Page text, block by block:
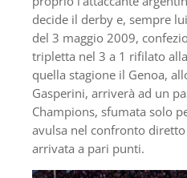
decide il derby e, sempre
del 3 maggio 2009,
tripletta nel 3 a 1 rifilato
quella stagione il Genoa,
Gasperini, arriverà ad un
Champions, sfumata solo
avulsa nel confronto
arrivata a pari punti.